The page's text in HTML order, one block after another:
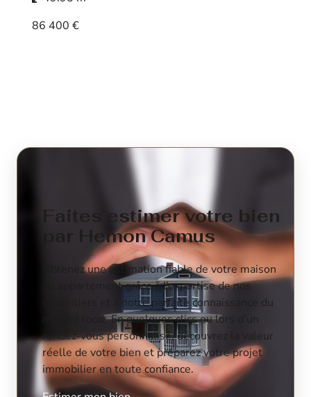
86 400 €
Faites estimer votre bien
par Hemon Camus
Obtenez une estimation fiable de votre maison
ou appartement grâce à l’expertise de nos
conseillers et à notre parfaite connaissance du
marché local. En quelques clics ou lors d’un
rendez-vous personnalisé, découvrez la valeur
réelle de votre bien et préparez votre projet
immobilier en toute confiance.